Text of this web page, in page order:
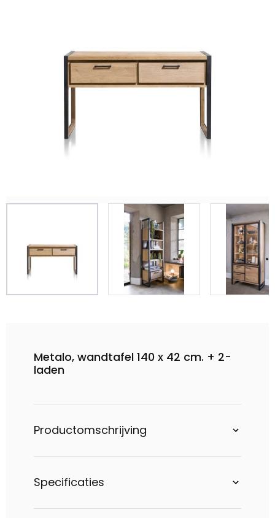
Metalo, wandtafel 140 x 42 cm. + 2-
laden
Productomschrijving
Specificaties